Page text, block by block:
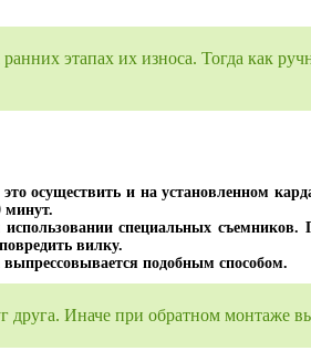
этапах их износа. Тогда как
осуществить и на установленном
минут.
специальных
вилку.
подобным способом.
Иначе при обратном монтаже